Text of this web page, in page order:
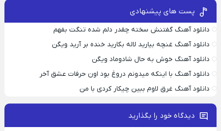
پست های پیشنهادی
دانلود آهنگ گفتنش سخته چقدر دلم شده تنگت بفهم
دانلود آهنگ غنچه بیارید لاله بکارید خنده بر آرید ویگن
دانلود آهنگ خوش به حال شادوماد ویگن
دانلود آهنگ با اینکه میدونم دروغ بود اون حرفات عشق آخر
دانلود آهنگ غرق لاوم ببین چیکار کردی با من
دیدگاه خود را بگذارید